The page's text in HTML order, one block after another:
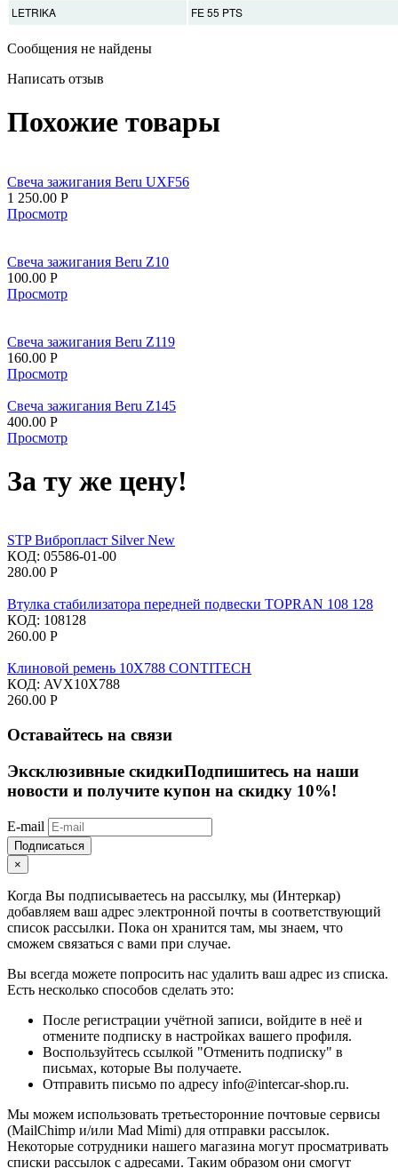
LETRIKA
FE 55 PTS
Сообщения не найдены
Написать отзыв
Похожие товары
Свеча зажигания Beru UXF56
1 250.00 Р
Просмотр
Свеча зажигания Beru Z10
100.00 Р
Просмотр
Свеча зажигания Beru Z119
160.00 Р
Просмотр
Свеча зажигания Beru Z145
400.00 Р
Просмотр
За ту же цену!
STP Вибропласт Silver New
КОД: 05586-01-00
280.00 Р
Втулка стабилизатора передней подвески TOPRAN 108 128
КОД: 108128
260.00 Р
Клиновой ремень 10X788​​ CONTITECH
КОД: AVX10X788​
260.00 Р
Оставайтесь на связи
Эксклюзивные скидкиПодпишитесь на наши
новости и получите купон на скидку 10%!
E-mail
Подписаться
×
Когда Вы подписываетесь на рассылку, мы (Интеркар)
добавляем ваш адрес электронной почты в соответствующий
список рассылки. Пока он хранится там, мы знаем, что
сможем связаться с вами при случае.
Вы всегда можете попросить нас удалить ваш адрес из списка.
Есть несколько способов сделать это:
После регистрации учётной записи, войдите в неё и
отмените подписку в настройках вашего профиля.
Воспользуйтесь ссылкой "Отменить подписку" в
письмах, которые Вы получаете.
Отправить письмо по адресу info@intercar-shop.ru.
Мы можем использовать третьесторонние почтовые сервисы
(MailChimp и/или Mad Mimi) для отправки рассылок.
Некоторые сотрудники нашего магазина могут просматривать
списки рассылок с адресами. Таким образом они смогут